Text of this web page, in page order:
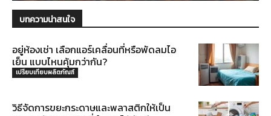
บทความน่าสนใจ
อยู่ห้องเช่า เลือกแอร์เคลื่อนที่หรือพัดลมไอ
เย็น แบบไหนคุ้มกว่ากัน?
เปรียบเทียบผลิตภัณฑ์
วิธีจัดการขยะกระดาษและพลาสติกให้เป็น